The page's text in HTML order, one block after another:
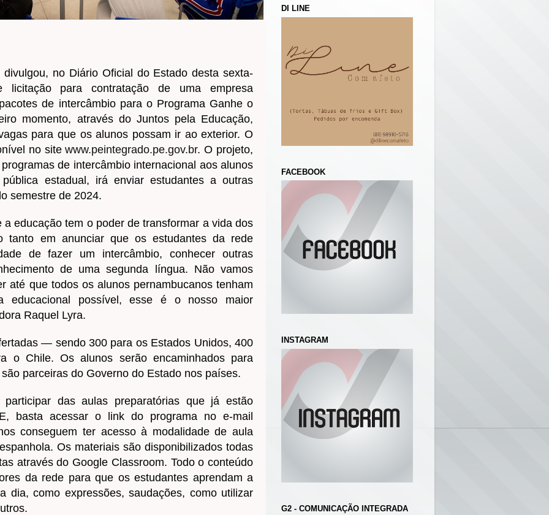
no Diário Oficial do Estado desta sexta-
para contratação de uma empresa
de intercâmbio para o Programa Ganhe o
momento, através do Juntos pela Educação,
para que os alunos possam ir ao exterior. O
no sitewww.peintegrado.pe.gov.br. O projeto,
de intercâmbio internacional aos alunos
estadual, irá enviar estudantes a outras
semestre de 2024.
a educação tem o poder de transformar a vida dos
tanto em anunciar que os estudantes da rede
de fazer um intercâmbio, conhecer outras
de uma segunda língua. Não vamos
até que todos os alunos pernambucanos tenham
educacional possível, esse é o nosso maior
Raquel Lyra.
— sendo 300 para os Estados Unidos, 400
o Chile. Os alunos serão encaminhados para
parceiras do Governo do Estado nos países.
participar das aulas preparatórias que já estão
basta acessar o link do programa no e-mail
conseguem ter acesso à modalidade de aula
Os materiais são disponibilizados todas
através do Google Classroom. Todo o conteúdo
da rede para que os estudantes aprendam a
dia, como expressões, saudações, como utilizar
DI LINE
FACEBOOK
INSTAGRAM
G2 - COMUNICAÇÃO INTEGRADA